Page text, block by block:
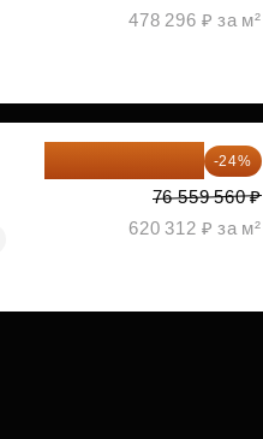
478 296 ₽ за м²
-24%
76 559 560 ₽
620 312 ₽ за м²